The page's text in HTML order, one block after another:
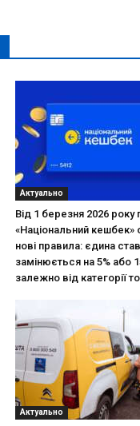
Актуально
Від 1 березня 2026 року
«Національний кешбек»
нові правила: єдина
замінюється на 5% або
залежно від категорії
Актуально